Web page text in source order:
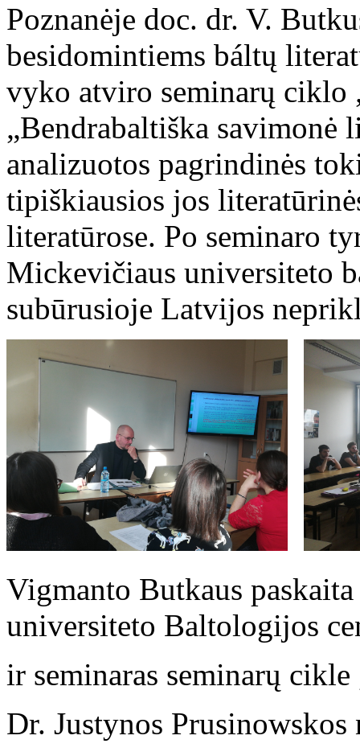
Poznanėje doc. dr. V.
besidomintiems báltų
vyko atviro seminarų ciklo
„Bendrabaltiška savimonė
analizuotos pagrindinės
tipiškiausios jos
literatūrose. Po seminaro
Mickevičiaus universiteto
subūrusioje Latvijos
Vigmanto Butkaus
universiteto Baltologijos
ir seminaras seminarų
Dr. Justynos Prusinowskos